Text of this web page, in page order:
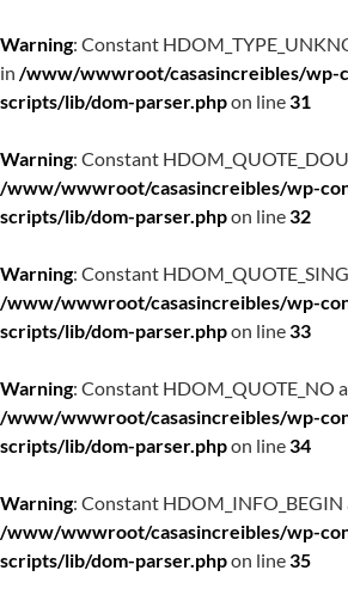
Warning: Constant
in /www/wwwroot/casasincreibles/wp-
scripts/lib/dom-parser.phpon line31
Warning: Constant
/www/wwwroot/casasincreibles/wp-
scripts/lib/dom-parser.phpon line32
Warning: Constant
/www/wwwroot/casasincreibles/wp-
scripts/lib/dom-parser.phpon line33
Warning: Constant HDOM_QUOTE_NO
/www/wwwroot/casasincreibles/wp-
scripts/lib/dom-parser.phpon line34
Warning: Constant HDOM_INFO_BEGIN
/www/wwwroot/casasincreibles/wp-
scripts/lib/dom-parser.phpon line35